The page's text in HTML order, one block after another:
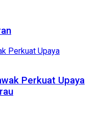
Perkuat Upaya